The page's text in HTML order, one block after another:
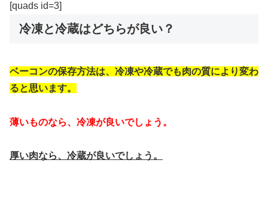
[quads id=3]
冷凍と冷蔵はどちらが良い？
ベーコンの保存方法は、冷凍や冷蔵でも肉の質により変わ
ると思います。
薄いものなら、冷凍が良いでしょう。
厚い肉なら、冷蔵が良いでしょう。